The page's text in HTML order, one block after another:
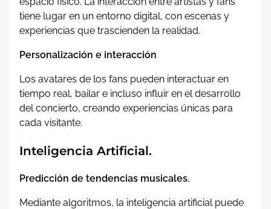
tiene lugar en un entorno digital, con escenas y
experiencias que trascienden la realidad.
Personalización e interacción
Los avatares de los fans pueden interactuar en
tiempo real, bailar e incluso influir en el desarrollo
del concierto, creando experiencias únicas para
cada visitante.
Inteligencia Artificial.
Predicción de tendencias musicales.
Mediante algoritmos, la inteligencia artificial puede